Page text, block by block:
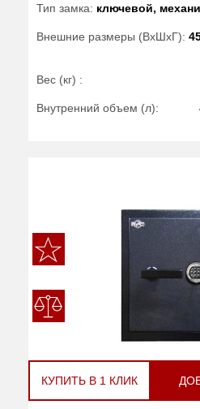
Тип замка: ключевой,
Внешние размеры (ВхШхГ):
Вес (кг) :
Внутренний объем (л):
КУПИТЬ В 1 КЛИК